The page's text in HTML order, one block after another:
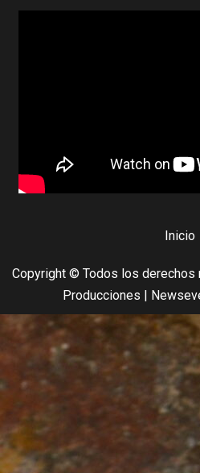
Inicio
Copyright © Todos los derechos
Producciones